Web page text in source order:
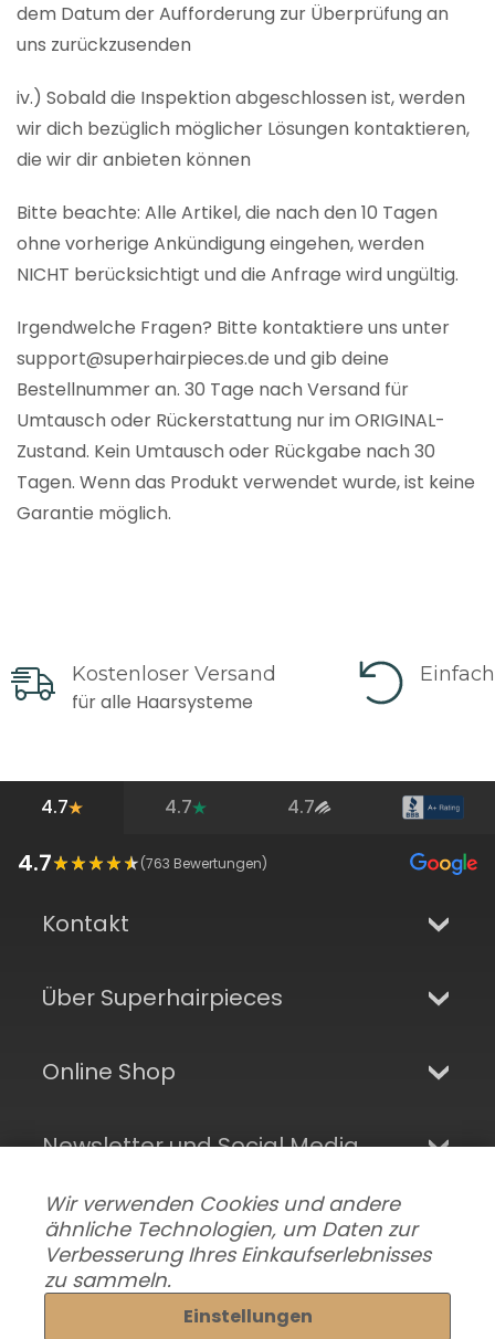
dem Datum der Aufforderung zur Überprüfung an
uns zurückzusenden
iv.) Sobald die Inspektion abgeschlossen ist, werden
wir dich bezüglich möglicher Lösungen kontaktieren,
die wir dir anbieten können
Bitte beachte: Alle Artikel, die nach den 10 Tagen
ohne vorherige Ankündigung eingehen, werden
NICHT berücksichtigt und die Anfrage wird ungültig.
Irgendwelche Fragen? Bitte kontaktiere uns unter
support@superhairpieces.de und gib deine
Bestellnummer an. 30 Tage nach Versand für
Umtausch oder Rückerstattung nur im ORIGINAL-
Zustand. Kein Umtausch oder Rückgabe nach 30
Tagen. Wenn das Produkt verwendet wurde, ist keine
Garantie möglich.
Kostenloser Versand
für alle Haarsysteme
4.7 4.7 4.7
4.7 (763 Bewertungen)
Kontakt
Über Superhairpieces
Online Shop
Newsletter und Social Media
Wir verwenden Cookies und andere
ähnliche Technologien, um Daten zur
Verbesserung Ihres Einkaufserlebnisses
zu sammeln.
Einstellungen